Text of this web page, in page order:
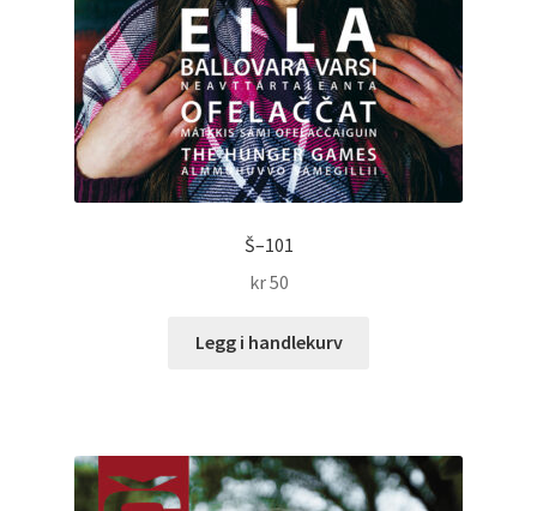
Š–101
kr50
Legg i handlekurv